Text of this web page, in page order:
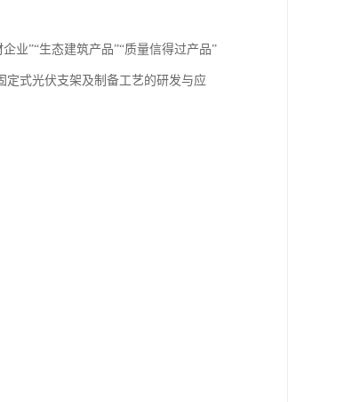
业”“生态建筑产品”“质量信得过产品”
定式光伏支架及制备工艺的研发与应